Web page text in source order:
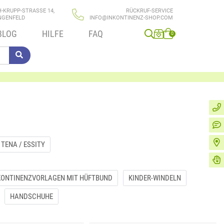
KRUPP-STRASSE 14,
RÜCKRUF-SERVICE
INFO@INKONTINENZ-SHOP.COM
HILFE FAQ 0
TENA / ESSITY
MIT HÜFTBUND KINDER-WINDELN
HANDSCHUHE